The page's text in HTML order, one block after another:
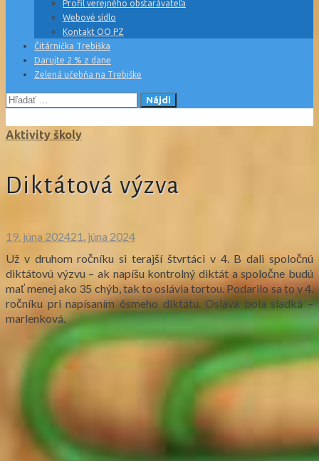
Profil verejného obstarávateľa
Webové sídlo
Kontakt OO PZ
Čitárnička Trebiška
Darujte 2 % z dane
Zelená učebňa na Trebiške
Hľadať:
Aktivity školy
Diktátová výzva
19. júna 202421. júna 2024
Už v druhom ročníku si terajší štvrtáci v 4. B dali spoločnú
diktátovú výzvu – ak napíšu kontrolný diktát a spoločne budú
mať menej ako 35 chýb, tak to oslávia tortou. Podarilo sa to v 4.
ročníku pri napísaním ôsmeho diktátu. Oslava bola sladká –
marlenková.